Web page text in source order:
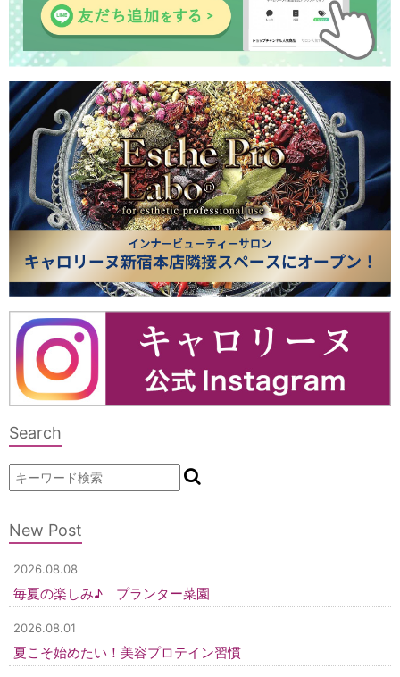
Search
New Post
2026.08.08
毎夏の楽しみ♪ プランター菜園
2026.08.01
夏こそ始めたい！美容プロテイン習慣